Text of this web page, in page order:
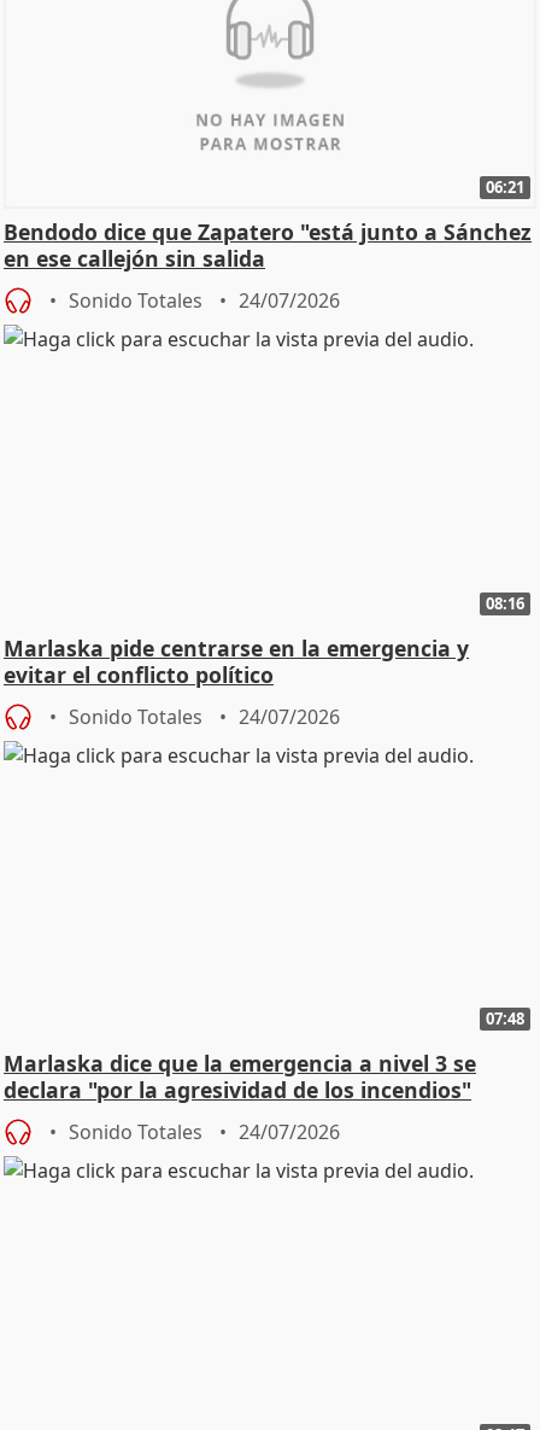
06:21
Bendodo dice que Zapatero "está junto a Sánchez
en ese callejón sin salida
Sonido Totales 24/07/2026
08:16
Marlaska pide centrarse en la emergencia y
evitar el conflicto político
Sonido Totales 24/07/2026
07:48
Marlaska dice que la emergencia a nivel 3 se
declara "por la agresividad de los incendios"
Sonido Totales 24/07/2026